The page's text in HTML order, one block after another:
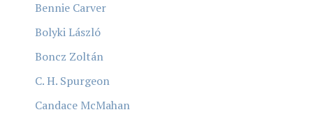
Bennie Carver
Bolyki László
Boncz Zoltán
C. H. Spurgeon
Candace McMahan